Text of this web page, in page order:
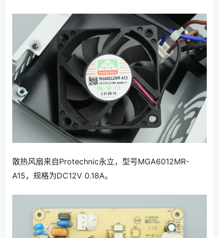
散热风扇来自Protechnic永立，型号MGA6012MR-
A15，规格为DC12V 0.18A。